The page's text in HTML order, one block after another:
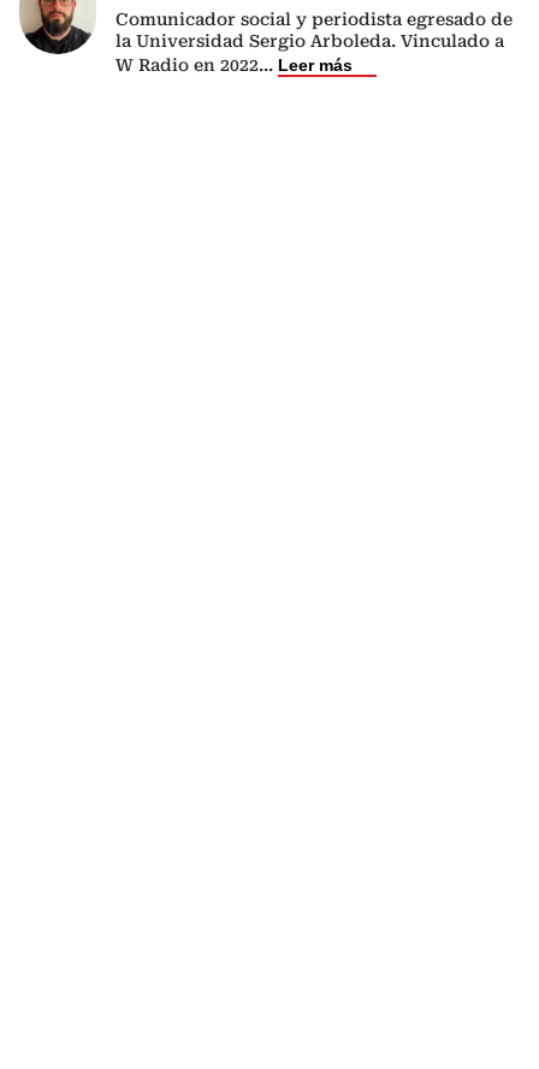
Comunicador social y periodista egresado de
la Universidad Sergio Arboleda. Vinculado a
W Radio en 2022... Leer más